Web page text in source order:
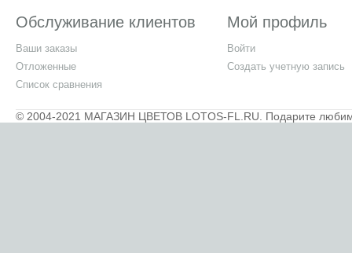
Обслуживание клиентов
Ваши заказы
Отложенные
Список сравнения
Мой профиль
Войти
Создать учетную запись
© 2004-2021 МАГАЗИН ЦВЕТОВ LOTOS-FL.RU. Подарите